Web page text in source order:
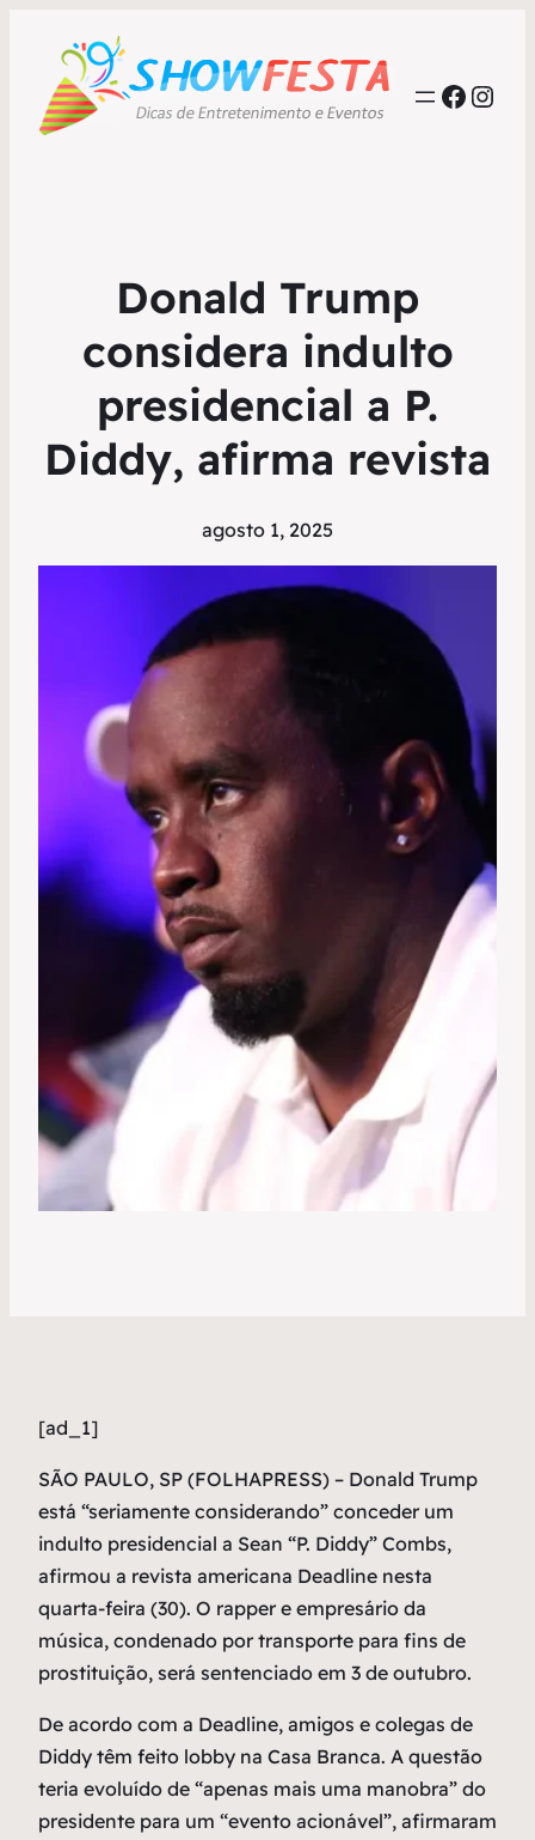
Donald Trump
considera indulto
presidencial a P.
Diddy, afirma revista
agosto 1, 2025
[ad_1]
SÃO PAULO, SP (FOLHAPRESS) – Donald Trump
está “seriamente considerando” conceder um
indulto presidencial a Sean “P. Diddy” Combs,
afirmou a revista americana Deadline nesta
quarta-feira (30). O rapper e empresário da
música, condenado por transporte para fins de
prostituição, será sentenciado em 3 de outubro.
De acordo com a Deadline, amigos e colegas de
Diddy têm feito lobby na Casa Branca. A questão
teria evoluído de “apenas mais uma manobra” do
presidente para um “evento acionável”, afirmaram